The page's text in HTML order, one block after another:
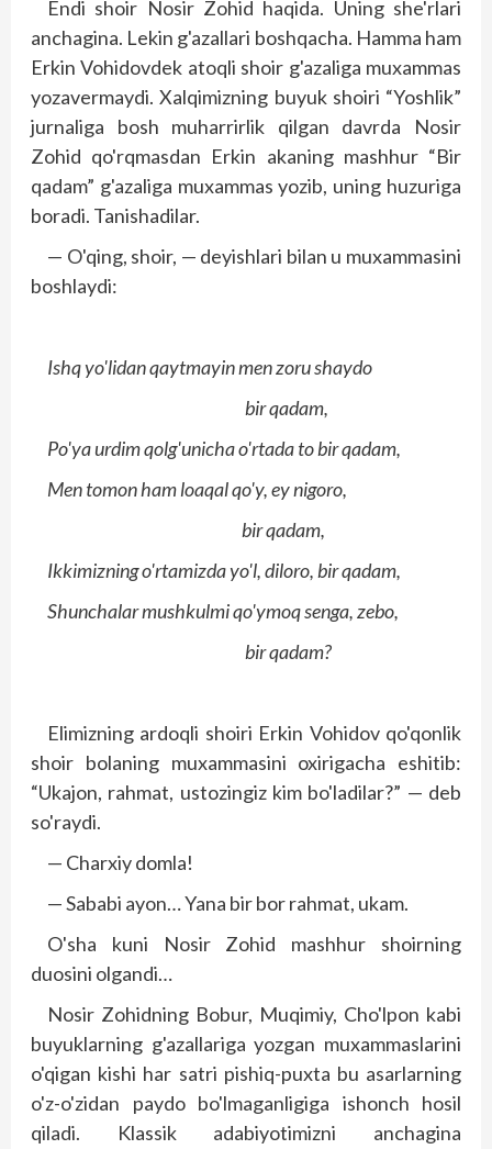
Endi shoir Nosir Zohid haqida. Uning she'rlari
anchagina. Lekin g'azallari boshqacha. Hamma ham
Erkin Vohidovdek atoqli shoir g'azaliga muxammas
yozavermaydi. Xalqimizning buyuk shoiri “Yoshlik”
jurnaliga bosh muharrirlik qilgan davrda Nosir
Zohid qo'rqmasdan Erkin akaning mashhur “Bir
qadam” g'azaliga muxammas yozib, uning huzuriga
boradi. Tanishadilar.
— O'qing, shoir, — deyishlari bilan u muxammasini
boshlaydi:
Ishq yo'lidan qaytmayin men zoru shaydo
bir qadam,
Po'ya urdim qolg'unicha o'rtada to bir qadam,
Men tomon ham loaqal qo'y, ey nigoro,
bir qadam,
Ikkimizning o'rtamizda yo'l, diloro, bir qadam,
Shunchalar mushkulmi qo'ymoq senga, zebo,
bir qadam?
Elimizning ardoqli shoiri Erkin Vohidov qo'qonlik
shoir bolaning muxammasini oxirigacha eshitib:
“Ukajon, rahmat, ustozingiz kim bo'ladilar?” — deb
so'raydi.
— Charxiy domla!
— Sababi ayon… Yana bir bor rahmat, ukam.
O'sha kuni Nosir Zohid mashhur shoirning
duosini olgandi…
Nosir Zohidning Bobur, Muqimiy, Cho'lpon kabi
buyuklarning g'azallariga yozgan muxammaslarini
o'qigan kishi har satri pishiq-puxta bu asarlarning
o'z-o'zidan paydo bo'lmaganligiga ishonch hosil
qiladi. Klassik adabiyotimizni anchagina